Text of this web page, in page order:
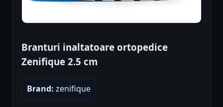
Branturi inaltatoare ortopedice
Zenifique 2.5 cm
Brand: zenifique